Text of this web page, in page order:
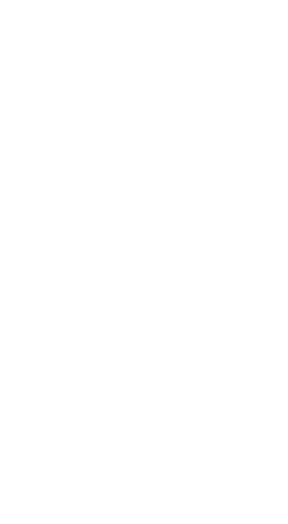
oder mit Zuckerguss verzieren.
das Osterlamm…
hat das Lamm an Ostern eine tiefe
zur Befreiung des Volkes Israel
das „Lamm Gottes“ verstanden, das
Schäfchen ja viel zu süß, um sie zu
gebacken Osterlämmchen. Wem es
obige Osterlamm Rezept verwenden.
Osterhasen. Das Backen zu Ostern
ist besonders leicht und die Kleinen
Freude, wenn sie dann frisch gebacken